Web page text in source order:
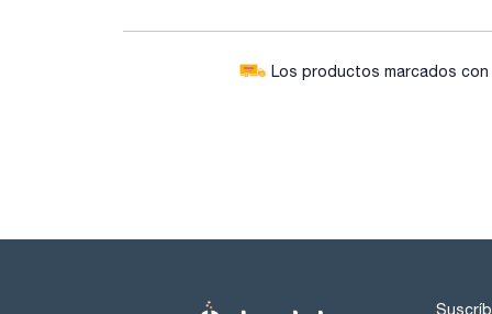
Los productos marcados con